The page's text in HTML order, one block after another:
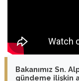
Bakanımız Sn.
gündeme ilişkin